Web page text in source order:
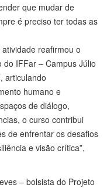
que mudar de
é preciso ter todas as
reafirmou o
IFFar – Campus Júlio
articulando
humano e
de diálogo,
o curso contribui
de enfrentar os desafios
e visão crítica”,
– bolsista do Projeto